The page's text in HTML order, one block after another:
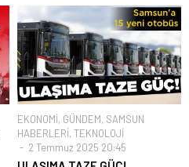
EKONOMİ, GÜNDEM, SAMSUN
HABERLERİ, TEKNOLOJİ
2 Temmuz 2025 20:45